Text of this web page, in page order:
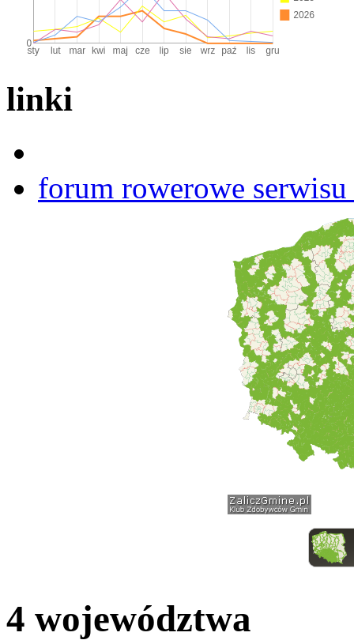
linki
forum rowerowe
4 województwa